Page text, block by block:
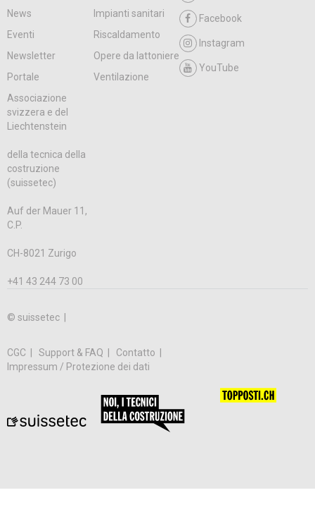
News
Impianti sanitari
Eventi
Riscaldamento
Newsletter
Opere da lattoniere
Portale
Ventilazione
Facebook
Instagram
YouTube
Associazione
svizzera e del
Liechtenstein
della tecnica della
costruzione
(suissetec)
Auf der Mauer 11,
C.P.
CH-8021 Zurigo
+41 43 244 73 00
© suissetec |
CGC Support & FAQ
Contatto
Impressum / Protezione dei dati